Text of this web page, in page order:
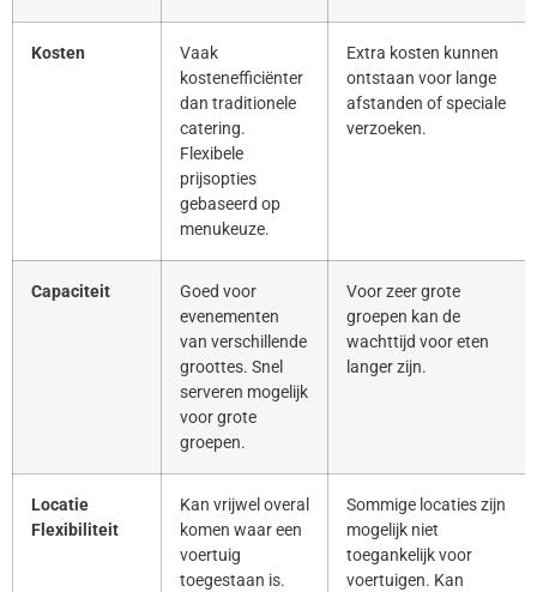
Kosten
Vaak
kostenefficiënter
dan traditionele
catering.
Flexibele
prijsopties
gebaseerd op
menukeuze.
Extra kosten kunnen
ontstaan voor lange
afstanden of speciale
verzoeken.
Capaciteit
Goed voor
evenementen
van verschillende
groottes. Snel
serveren mogelijk
voor grote
groepen.
Voor zeer grote
groepen kan de
wachttijd voor eten
langer zijn.
Locatie
Flexibiliteit
Kan vrijwel overal
komen waar een
voertuig
toegestaan is.
Sommige locaties zijn
mogelijk niet
toegankelijk voor
voertuigen. Kan